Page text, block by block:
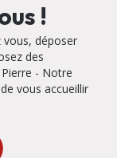
!
vous, déposer
des
- Notre
vous accueillir